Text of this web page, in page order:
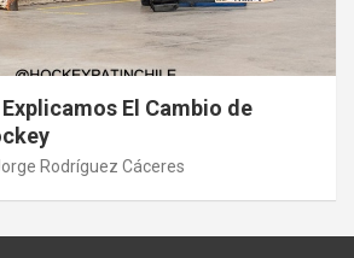
El Cambio de
Rodríguez Cáceres